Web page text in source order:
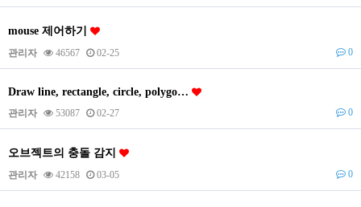
mouse 제어하기
관리자 46567 02-25 0
Draw line, rectangle, circle, polygo…
관리자 53087 02-27 0
오브젝트의 충돌 감지
관리자 42158 03-05 0